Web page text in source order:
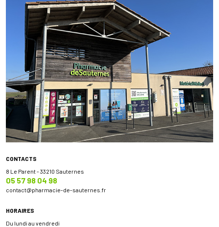
CONTACTS
8 Le Parent - 33210 Sauternes
05 57 98 04 98
contact@pharmacie-de-sauternes.fr
HORAIRES
Du lundi au vendredi